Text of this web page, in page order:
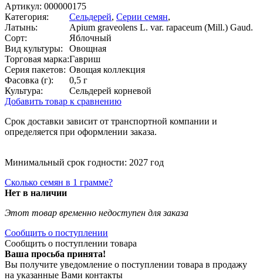
Артикул: 000000175
Категория:
Сельдерей, Серии семян,
Латынь:
Apium graveolens L. var. rapaceum (Mill.) Gaud.
Сорт:
Яблочный
Вид культуры:
Овощная
Торговая марка:Гавриш
Серия пакетов: Овощая коллекция
Фасовка (г):
0,5 г
Культура:
Сельдерей корневой
Добавить товар к сравнению
Срок доставки зависит от транспортной компании и
определяется при оформлении заказа.
Минимальный срок годности: 2027 год
Сколько семян в 1 грамме?
Нет в наличии
Этот товар временно недоступен для заказа
Сообщить о поступлении
Сообщить о поступлении товара
Ваша просьба принята!
Вы получите уведомление о поступлении товара в продажу
на указанные Вами контакты